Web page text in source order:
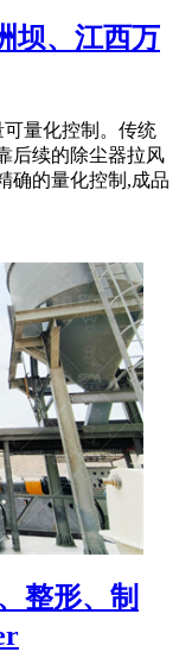
坝、江西万
量化控制。传统
后续的除尘器拉风
确的量化控制,成品
整形、制